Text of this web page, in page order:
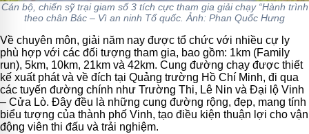
Cán bộ, chiến sỹ trại giam số 3 tích cực tham gia giải chạy “Hành trình
theo chân Bác – Vì an ninh Tổ quốc. Ảnh: Phan Quốc Hưng
Về chuyên môn, giải năm nay được tổ chức với nhiều cự ly
phù hợp với các đối tượng tham gia, bao gồm: 1km (Family
run), 5km, 10km, 21km và 42km. Cung đường chạy được thiết
kế xuất phát và về đích tại Quảng trường Hồ Chí Minh, đi qua
các tuyến đường chính như Trường Thi, Lê Nin và Đại lộ Vinh
– Cửa Lò. Đây đều là những cung đường rộng, đẹp, mang tính
biểu tượng của thành phố Vinh, tạo điều kiện thuận lợi cho vận
động viên thi đấu và trải nghiệm.